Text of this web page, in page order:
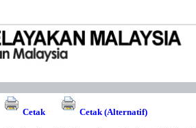
Cetak Cetak (Alternatif)